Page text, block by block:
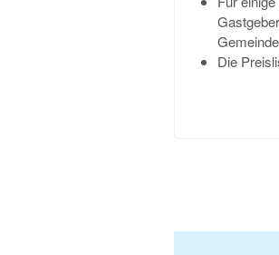
Die